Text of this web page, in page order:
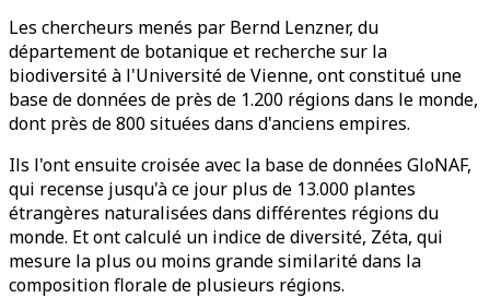
Les chercheurs menés par Bernd Lenzner, du
département de botanique et recherche sur la
biodiversité à l'Université de Vienne, ont constitué une
base de données de près de 1.200 régions dans le monde,
dont près de 800 situées dans d'anciens empires.
Ils l'ont ensuite croisée avec la base de données GloNAF,
qui recense jusqu'à ce jour plus de 13.000 plantes
étrangères naturalisées dans différentes régions du
monde. Et ont calculé un indice de diversité, Zéta, qui
mesure la plus ou moins grande similarité dans la
composition florale de plusieurs régions.